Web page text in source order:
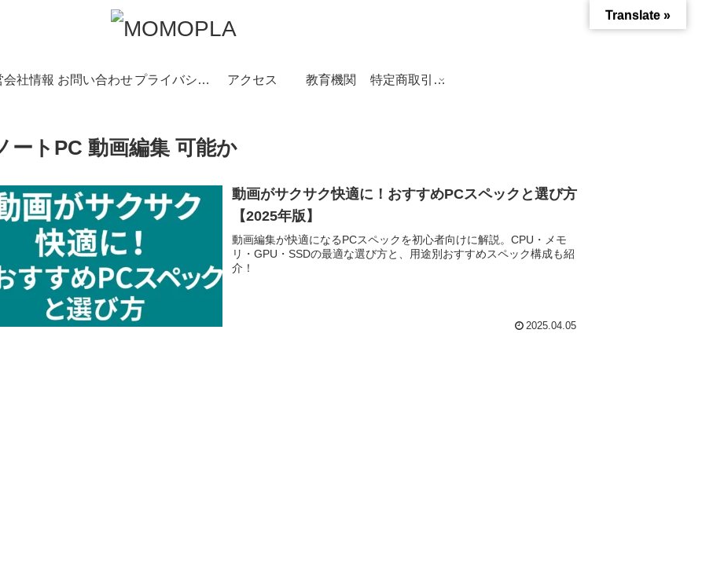
会社情報 お問い合わせ プライバシーポリシー アクセス 教育機関 特定商取引法に基づく表記
ートPC 動画編集 可能か
動画がサクサク快適に！おすすめPCスペックと選び方
【2025年版】
動画編集が快適になるPCスペックを初心者向けに解説。CPU・メモ
リ・GPU・SSDの最適な選び方と、用途別おすすめスペック構成も紹
介！
2025.04.05
Translate »